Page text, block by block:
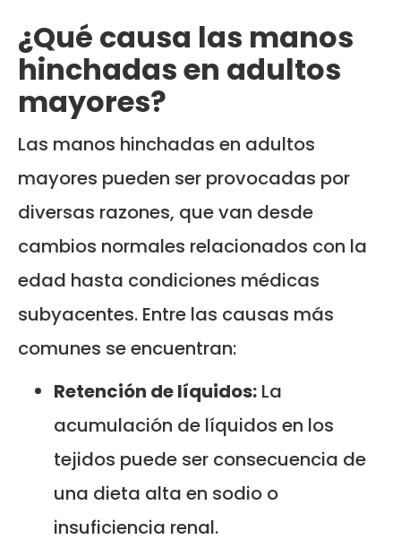
¿Qué causa las manos
hinchadas en adultos
mayores?
Las manos hinchadas en adultos
mayores pueden ser provocadas por
diversas razones, que van desde
cambios normales relacionados con la
edad hasta condiciones médicas
subyacentes. Entre las causas más
comunes se encuentran:
Retención de líquidos: La
acumulación de líquidos en los
tejidos puede ser consecuencia de
una dieta alta en sodio o
insuficiencia renal.